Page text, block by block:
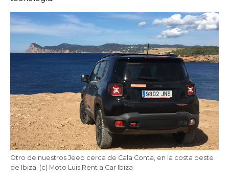
Otro de nuestros Jeep cerca de Cala Conta, en la costa oeste
de Ibiza. (c) Moto Luis Rent a Car Ibiza